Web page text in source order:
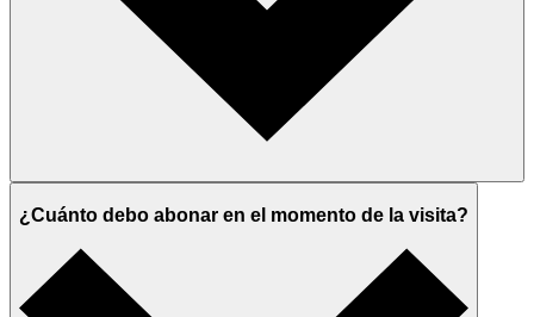
¿Cuánto debo abonar en el momento de la visita?